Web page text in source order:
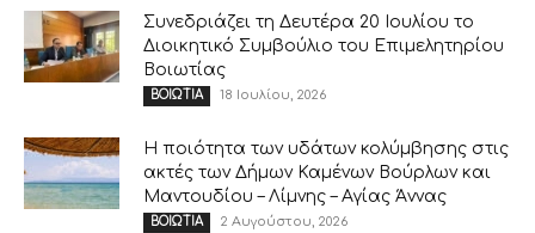
Συνεδριάζει τη Δευτέρα 20 Ιουλίου το
Διοικητικό Συμβούλιο του Επιμελητηρίου
Βοιωτίας
ΒΟΙΩΤΙΑ 18 Ιουλίου, 2026
Η ποιότητα των υδάτων κολύμβησης στις
ακτές των Δήμων Καμένων Βούρλων και
Μαντουδίου – Λίμνης – Αγίας Άννας
ΒΟΙΩΤΙΑ 2 Αυγούστου, 2026